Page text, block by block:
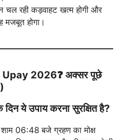
चल रही कड़वाहट खत्म होगी और
मजबूत होगा।
2026❓ अक्सर पूछे
ये उपाय करना सुरक्षित है?
06:48 बजे ग्रहण का मोक्ष